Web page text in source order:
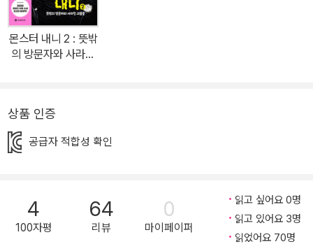
는 총 6편이 출간될 예정이다. 2022년 여름 선공개되는 1, 2편은 전
체 시리즈를 조망하는 역할을 한다. ‘몬스터 내니’는 핀란드의 유명한
숲속 괴물, 트롤이 반인반수의 캐릭터로 재탄생되어 더욱 호기심을
가 배달된다. 반송 주소도 없이, 낯선 남자에게서 배달된 몬스터. 몬스
지 날아든다. 거대한 몸집의 털북숭이 몬스터는 도대체 왜 이 마을에
은 건데요. 동네 엄마들이 모두 여행을 떠나고 몬스터가 엄마를 대신
해서 아이들을 돌본대요!” 기발하고 엉뚱한 상상력이 가득한 이 책은,
아동 소설에서 기대할 수 있는 모든 것이 담겨 있다. 단순히 흥미진진
몬스터 내니 2 : 뜻밖
의 방문자와 사라진
상품 인증
공급자 적합성 확인
4
100자평
64
리뷰
0
마이페이퍼
읽고 싶어요 0명
읽고 있어요 3명
읽었어요 70명